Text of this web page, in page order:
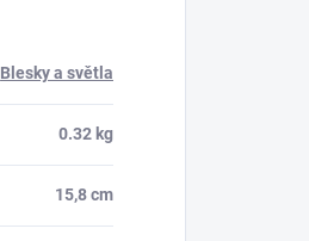
Blesky a světla
0.32 kg
15,8 cm